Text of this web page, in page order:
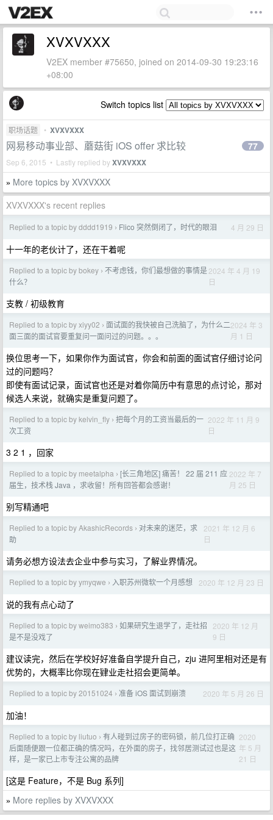
XVXVXXX
V2EX member #75650, joined on 2014-09-30 19:23:16
+08:00
Switch topics list
职场话题 • XVXVXXX
网易移动事业部、蘑菇街 iOS offer 求比较
Sep 6, 2015 • Lastly replied byXVXVXXX
77
» More topics by XVXVXXX
XVXVXXX's recent replies
Replied to a topic by dddd1919 › Flico 突然倒闭了，时代的眼泪 4 月 29 日
十一年的老伙计了，还在干着呢
Replied to a topic by bokey › 不考虑钱，你们最想做的事情是
什么？
2024 年 4 月 19
日
支教 / 初级教育
Replied to a topic by xiyy02 › 面试面的我快被自己洗脑了，为什么二
面三面的面试官要重复问一面问过的问题。。。
2024 年 3
月 1 日
换位思考一下，如果你作为面试官，你会和前面的面试官仔细讨论问
过的问题吗？
即使有面试记录，面试官也还是对着你简历中有意思的点讨论，那对
候选人来说，就确实是重复问题了。
Replied to a topic by kelvin_fly › 把每个月的工资当最后的一
次工资
2022 年 11 月 9
日
3 2 1 ，回家
Replied to a topic by meetalpha › [长三角地区] 痛苦！ 22 届 211 应
届生，技术栈 Java ，求收留！所有回答都会感谢！
2022 年 7
月 25 日
别写精通吧
Replied to a topic by AkashicRecords › 对未来的迷茫，求
助
2021 年 12 月 6
日
请务必想方设法去企业中参与实习，了解业界情况。
Replied to a topic by ymyqwe › 入职苏州微软一个月感想 2020 年 12 月 23 日
说的我有点心动了
Replied to a topic by weimo383 › 如果研究生退学了，走社招
是不是没戏了
2020 年 12 月
9 日
建议读完，然后在学校好好准备自学提升自己，zju 进阿里相对还是有
优势的，大概率比你现在肄业走社招会更简单。
Replied to a topic by 20151024 › 准备 iOS 面试到崩溃 2020 年 5 月 26 日
加油！
Replied to a topic by liutuo › 有人碰到过房子的密码锁，前几位打正确
后面随便跟一位都正确的情况吗，在外面的房子，找邻居测试过也是这
样，是一家已上市专注公寓的品牌
2020
年 5 月
21 日
[这是 Feature，不是 Bug 系列]
» More replies by XVXVXXX